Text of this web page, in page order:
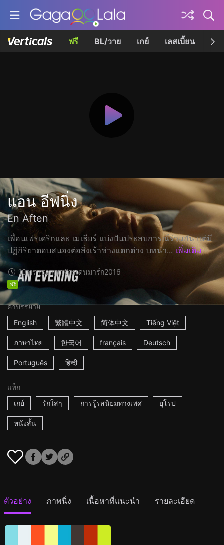
ฟรี BL/วาย เกย์ เลสเบี้ยน เค
แอน อีฟนิ่ง
En Aften
เพื่อนเฟรเดริกและ เมเธียร์ แบ่งปันประสบการณ์ร่วมกัน แต่มี
ปฏิกิริยาตอบสนองต่อสิ่งเร้าช่างแตกต่าง บทนำ... เพิ่มเติม
10mราชอาณาจักรเดนมาร์ก2016
ฟรี
คำบรรยาย
English
繁體中文 简体中文 Tiếng Việt
ภาษาไทย 한국어 français Deutsch
Português हिन्दी
แท็ก
เกย์
รักใสๆ การรู้รสนิยมทางเพศ ยุโรป
หนังสั้น
ตัวอย่าง ภาพนิ่ง เนื้อหาที่แนะนำ รายละเอียด